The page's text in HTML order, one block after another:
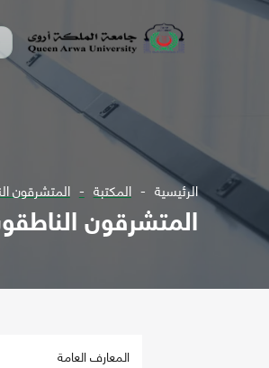
الرئيسية المكتبة المتشرقون
المتشرقون
المعارف العامة